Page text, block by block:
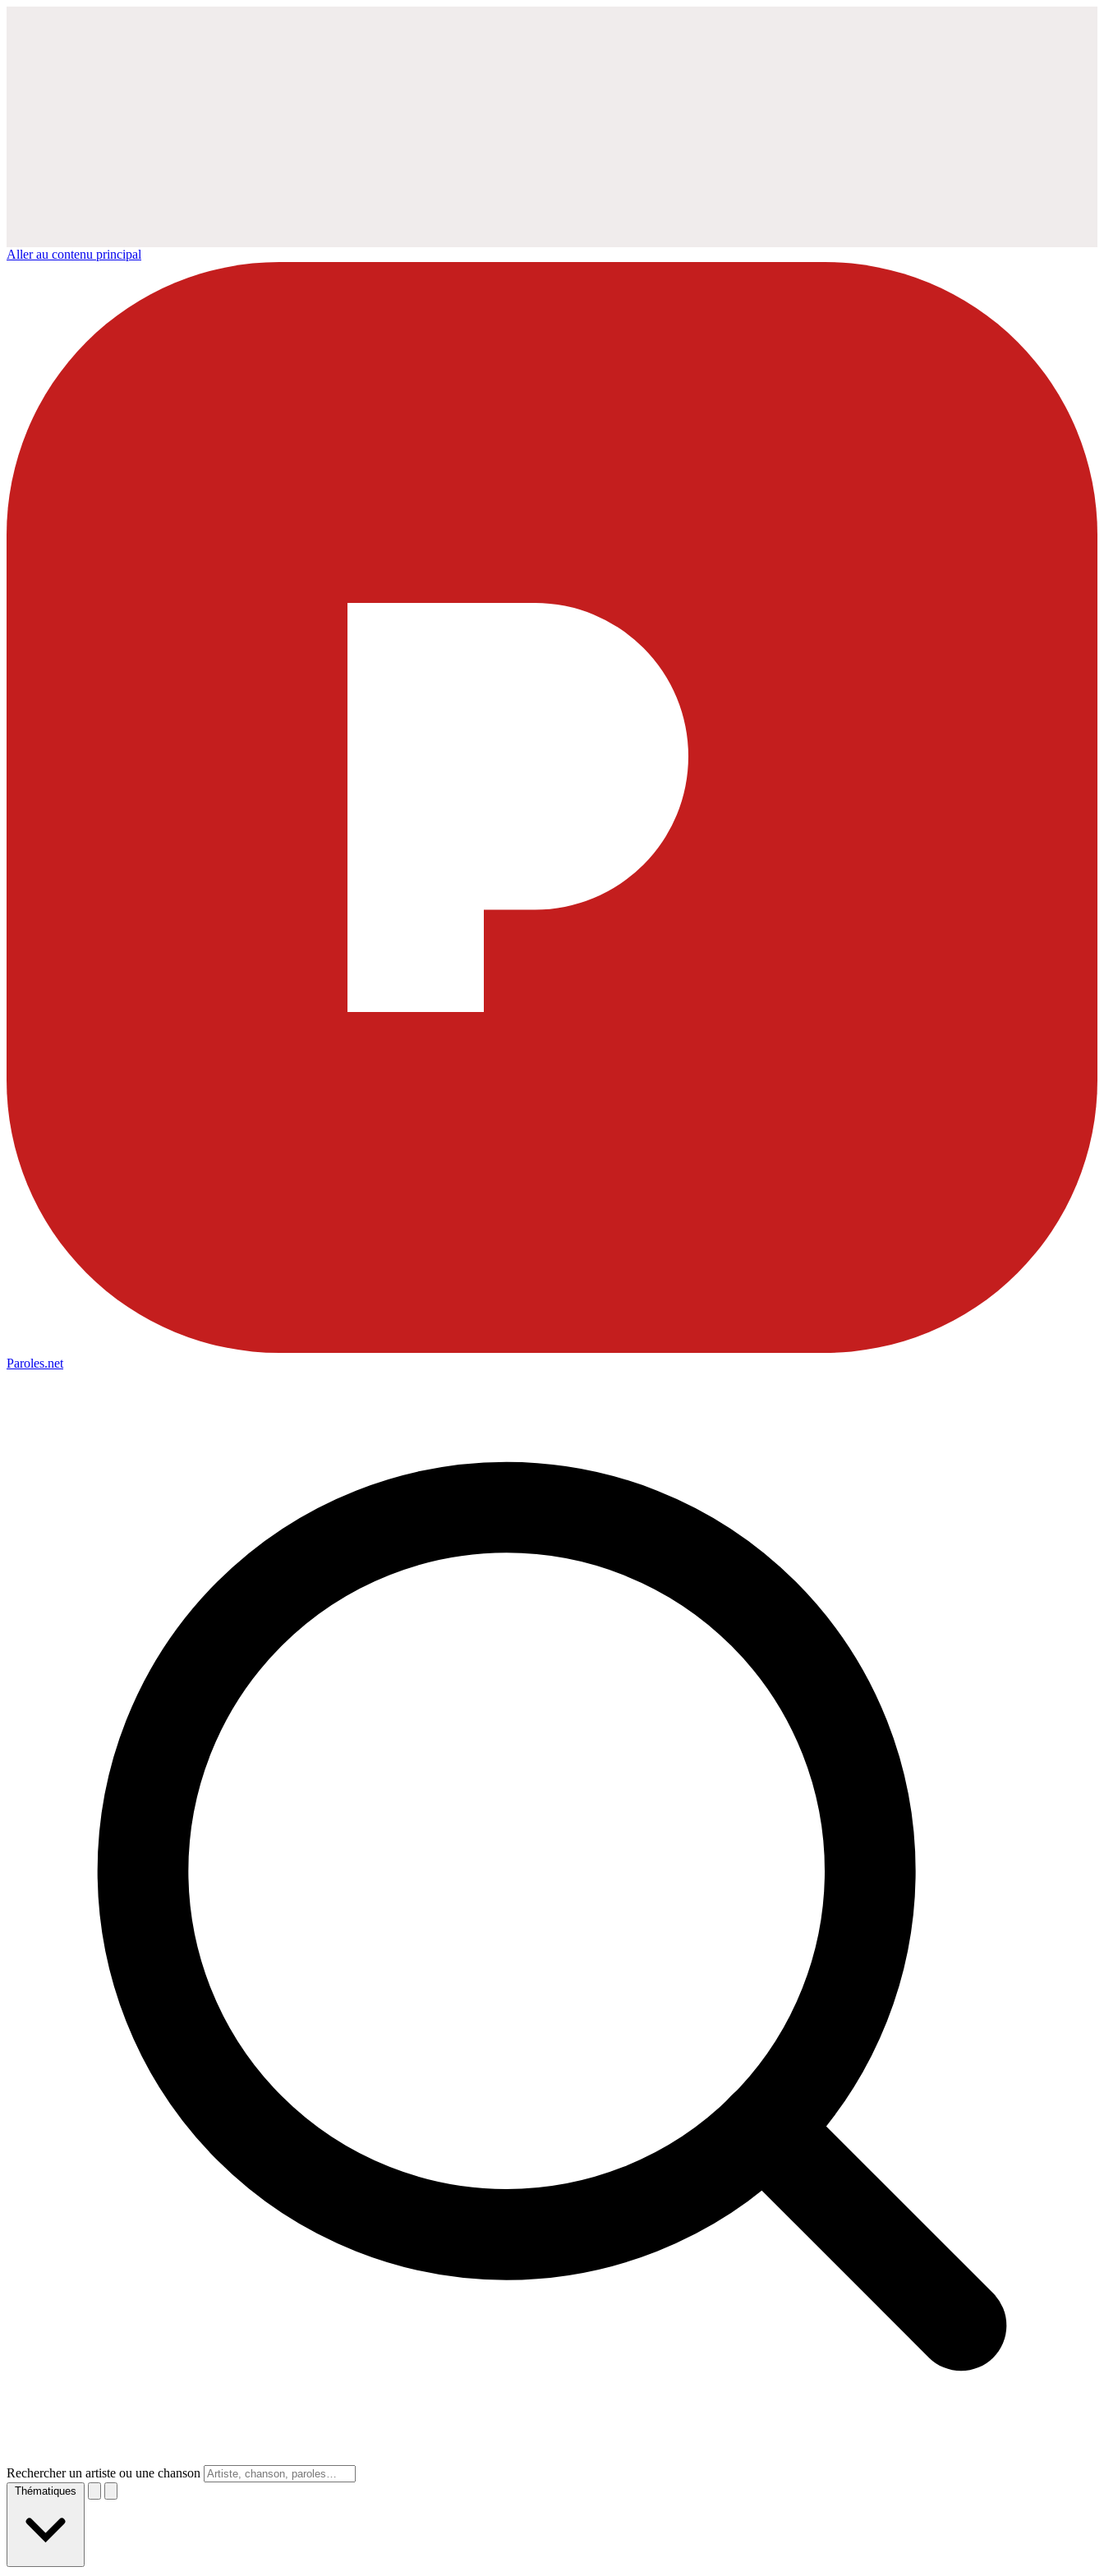
Aller au contenu principal
Paroles.net
Rechercher un artiste ou une chanson
Thématiques